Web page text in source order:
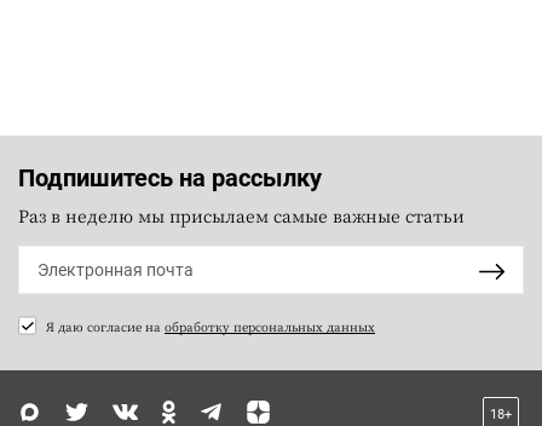
Подпишитесь на рассылку
Раз в неделю мы присылаем самые важные статьи
Я даю согласие на обработку персональных данных
18+